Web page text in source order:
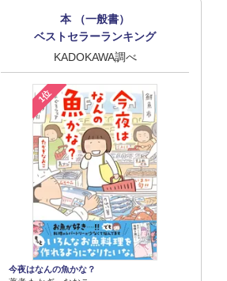
本 （一般書）
ベストセラーランキング
KADOKAWA調べ
1位
今夜はなんの魚かな？